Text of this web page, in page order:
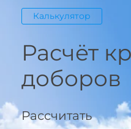
Калькулятор
Расчёт
доборов
Рассчитать